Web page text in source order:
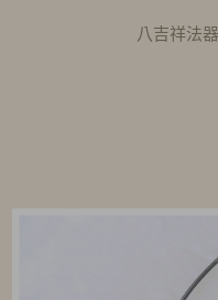
八吉祥法